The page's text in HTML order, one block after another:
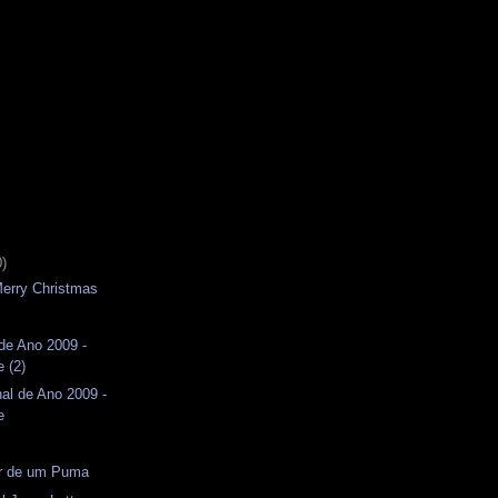
Christmas
Ano 2009 -
(2)
de Ano 2009 -
de um Puma